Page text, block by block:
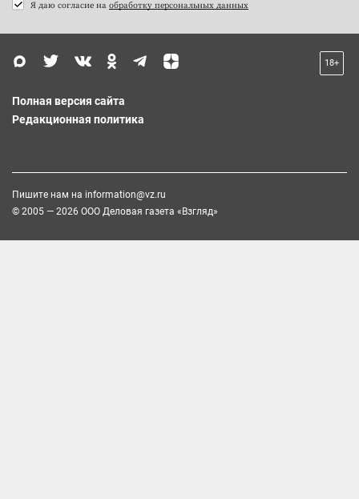
Я даю согласие на обработку персональных данных
18+
Полная версия сайта
Редакционная политика
Пишите нам на information@vz.ru
© 2005 — 2026 ООО Деловая газета «Взгляд»